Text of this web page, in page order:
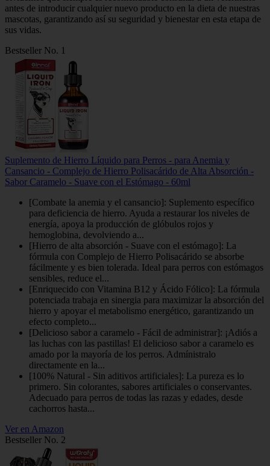
antes de introducir cualquier nuevo producto en la dieta de nuestras
mascotas, garantizando así su seguridad y bienestar en esta etapa de
sus vidas.
Bestseller No. 1
Suplemento de Hierro Líquido para Perros - para Anemia y
Cansancio - Complejo de Hierro Polisacárido de Alta Absorción -
Sabor Caramelo - Suave con el Estómago - 60ml
[Combate la anemia y el cansancio]: Suplemento específico
para deficiencia de hierro. Ayuda a restaurar los niveles de
energía, apoya la producción de glóbulos rojos y
hemoglobina, devolviendo a...
[Hierro de alta absorción - Suave con el estómago]: La
fórmula con Complejo de Hierro Polisacárido se absorbe
fácilmente y es bien tolerada. Ideal para perros con estómagos
sensibles, reduce el...
[Enriquecido con Vitamina B12 y Ácido Fólico]: La fórmula
potenciada trabaja en sinergia para maximizar la absorción del
hierro y apoyar el metabolismo energético, garantizando un
efecto completo...
[Delicioso sabor a caramelo - Fácil de administrar]: ¡Adiós a
las luchas con las pastillas! El delicioso sabor a caramelo es
amado por la mayoría de los perros. Admínistralo
directamente en la...
[100% Natural - Sin aditivos artificiales]: La pureza es lo
primero. Sin colorantes, sabores artificiales o conservantes.
Adecuado para perros de todas las razas y edades, desde
cachorros hasta...
Ver en Amazon
Bestseller No. 2